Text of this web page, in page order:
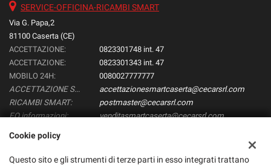
SERVICE-OFFICINA-RICAMBI SMART
Via G. Papa,2
81100 Caserta (CE)
ACCETTAZIONE:
0823301748 int. 47
ACCETTAZIONE:
0823301343 int. 47
MOBILO 24H:
0080027777777
ACCETTAZIONE SMART:
accettazionesmartcaserta@cecarsrl.com
RICAMBI SMART:
postmaster@cecarsrl.com
EQ informazioni:
venditasmartcaserta@cecarsrl.com
Dati fiscali:
Cookie policy
Questo sito e gli strumenti di terze parti in esso integrati trattano